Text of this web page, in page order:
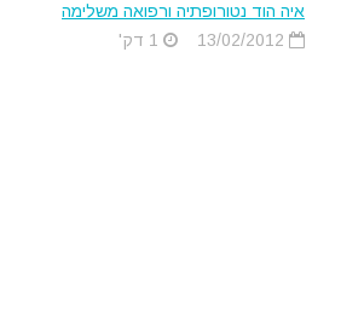
איה הוד נטורופתיה ורפואה משלימה